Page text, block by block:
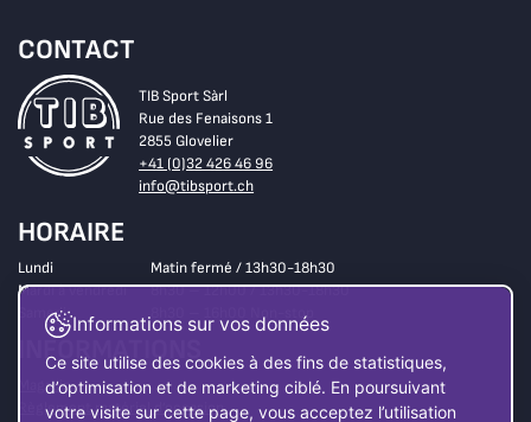
CONTACT
TIB Sport Sàrl
Rue des Fenaisons 1
2855 Glovelier
+41 (0)32 426 46 96
info@tibsport.ch
HORAIRE
Lundi
Matin fermé / 13h30-18h30
Mardi à vendredi
8h30 – 12h00 / 13h30-18h30
Samedi
8h30 – 16h00 Non-stop
INFORMATIONS
Magasin
Règlement matériel d’occasion
Informations sur vos données
Ce site utilise des cookies à des fins de statistiques,
d’optimisation et de marketing ciblé. En poursuivant
votre visite sur cette page, vous acceptez l’utilisation